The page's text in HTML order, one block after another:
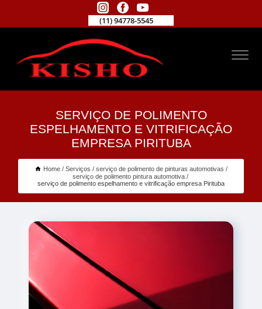
(11) 94778-5545
SERVIÇO DE POLIMENTO
ESPELHAMENTO E VITRIFICAÇÃO
EMPRESA PIRITUBA
Home Serviços
serviço de polimento de pinturas automotivas
serviço de polimento pintura automotiva
serviço de polimento espelhamento e vitrificação empresa Pirituba